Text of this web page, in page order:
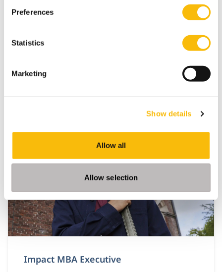
Preferences
Statistics
Marketing
Show details
Allow all
Allow selection
Startdatum:
Taal:
Engels
Breukelen
een duurzame en digitale toekomst met flexibele
Impact MBA Executive